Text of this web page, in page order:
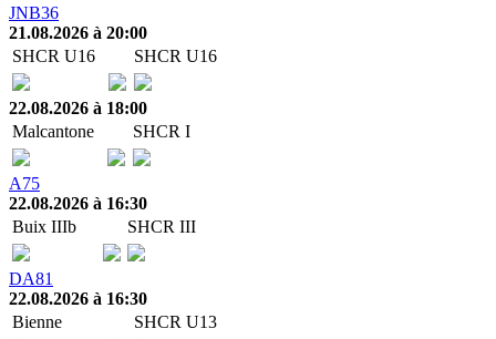
JNB36
21.08.2026 à 20:00
SHCR U16
SHCR U16
22.08.2026 à 18:00
Malcantone
SHCR I
A75
22.08.2026 à 16:30
Buix IIIb
SHCR III
DA81
22.08.2026 à 16:30
Bienne
SHCR U13